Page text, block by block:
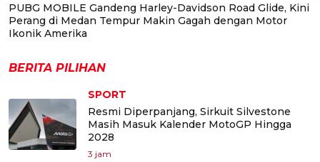
PUBG MOBILE Gandeng Harley-Davidson Road Glide, Kini
Perang di Medan Tempur Makin Gagah dengan Motor
Ikonik Amerika
BERITA PILIHAN
SPORT
Resmi Diperpanjang, Sirkuit Silvestone
Masih Masuk Kalender MotoGP Hingga
2028
3 jam